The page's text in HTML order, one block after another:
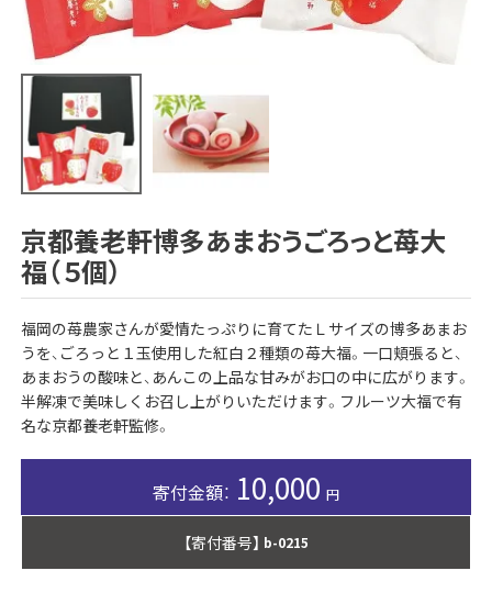
京都養老軒博多あまおうごろっと苺大
福（５個）
福岡の苺農家さんが愛情たっぷりに育てたＬサイズの博多あまお
うを、ごろっと１玉使用した紅白２種類の苺大福。一口頬張ると、
あまおうの酸味と、あんこの上品な甘みがお口の中に広がります。
半解凍で美味しくお召し上がりいただけます。フルーツ大福で有
名な京都養老軒監修。
10,000
【寄付番号】 b-0215